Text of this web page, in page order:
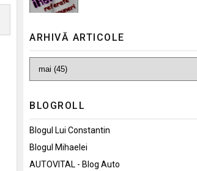
ARHIVĂ ARTICOLE
BLOGROLL
Blogul Lui Constantin
Blogul Mihaelei
AUTOVITAL - Blog Auto